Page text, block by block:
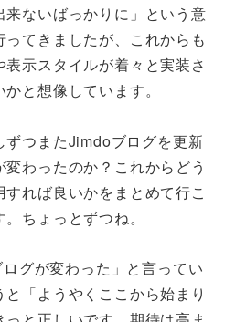
来ないばっかりに」という意
てきましたが、これからも
示スタイルが着々と実装さ
と想像しています。
ずつまたJimdoブログを更新
わったのか？これからどう
れば良いかをまとめて行こ
ちょっとずつね。
グが変わった」と言ってい
「ようやくここから始まり